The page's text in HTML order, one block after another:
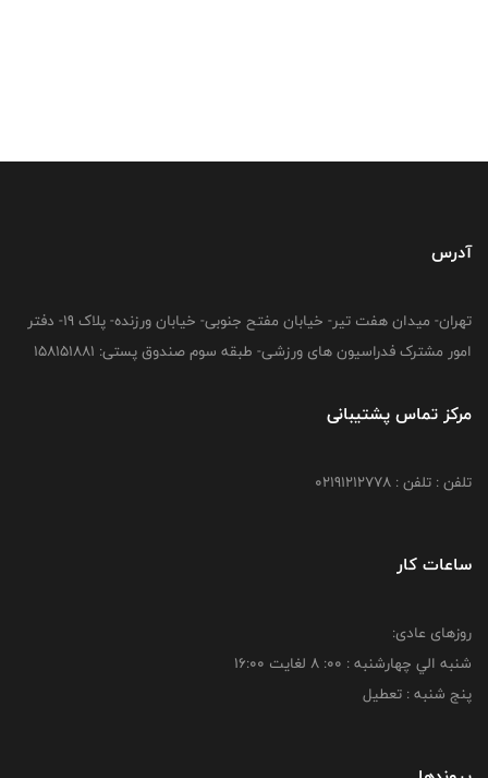
آدرس
تهران- میدان هفت تیر- خیابان مفتح جنوبی- خیابان ورزنده- پلاک 19- دفتر
امور مشترک فدراسیون های ورزشی- طبقه سوم صندوق پستی: 158151881
مرکز تماس پشتیبانی
تلفن : تلفن : 02191212778
ساعات کار
روزهای عادی:
شنبه الي چهارشنبه : 00: 8 لغايت 16:00
پنج شنبه : تعطیل